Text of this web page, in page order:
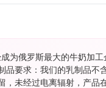
为俄罗斯最大的牛奶加
品要求：我们的乳制品不
，未经过电离辐射，产品